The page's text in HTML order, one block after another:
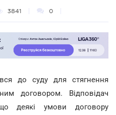
3841 0
до суду для стягнення
договором. Відповідач
деякі умови договору